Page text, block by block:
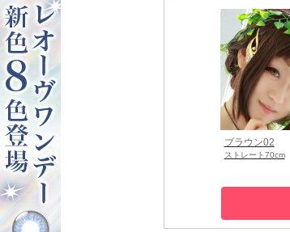
ブラウン02
ストレート70cm